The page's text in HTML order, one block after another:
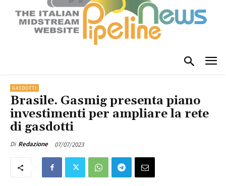
GASDOTTI
Brasile. Gasmig presenta piano
investimenti per ampliare la rete
di gasdotti
Di Redazione 07/07/2023